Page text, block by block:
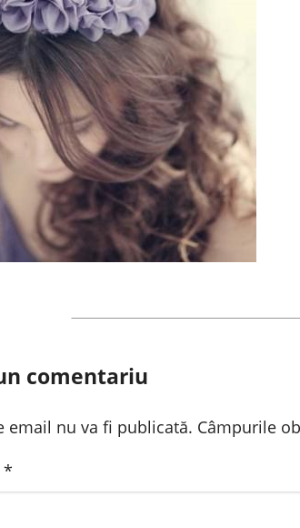
comentariu
email nu va fi publicată. Câmpurile
*